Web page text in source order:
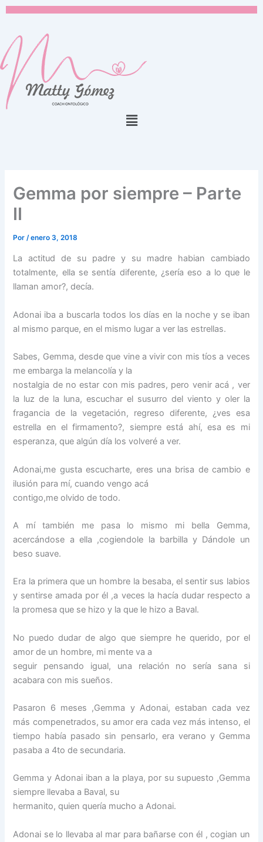
contenido
Menú
Gemma por siempre – Parte
II
Por/enero 3, 2018
La actitud de su padre y su madre habian cambiado
totalmente, ella se sentía diferente, ¿sería eso a lo que le
llaman amor?, decía.
Adonai iba a buscarla todos los días en la noche y se iban
al mismo parque, en el mismo lugar a ver las estrellas.
Sabes, Gemma, desde que vine a vivir con mis tíos a veces
me embarga la melancolía y la
nostalgia de no estar con mis padres, pero venir acá , ver
la luz de la luna, escuchar el susurro del viento y oler la
fragancia de la vegetación, regreso diferente, ¿ves esa
estrella en el firmamento?, siempre está ahí, esa es mi
esperanza, que algún día los volveré a ver.
Adonai,me gusta escucharte, eres una brisa de cambio e
ilusión para mí, cuando vengo acá
contigo,me olvido de todo.
A mí también me pasa lo mismo mi bella Gemma,
acercándose a ella ,cogiendole la barbilla y Dándole un
beso suave.
Era la primera que un hombre la besaba, el sentir sus labios
y sentirse amada por él ,a veces la hacía dudar respecto a
la promesa que se hizo y la que le hizo a Baval.
No puedo dudar de algo que siempre he querido, por el
amor de un hombre, mi mente va a
seguir pensando igual, una relación no sería sana si
acabara con mis sueños.
Pasaron 6 meses ,Gemma y Adonai, estaban cada vez
más compenetrados, su amor era cada vez más intenso, el
tiempo había pasado sin pensarlo, era verano y Gemma
pasaba a 4to de secundaria.
Gemma y Adonai iban a la playa, por su supuesto ,Gemma
siempre llevaba a Baval, su
hermanito, quien quería mucho a Adonai.
Adonai se lo llevaba al mar para bañarse con él , cogian un